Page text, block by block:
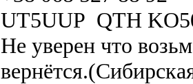
UT5UUP QTH
Не уверен что